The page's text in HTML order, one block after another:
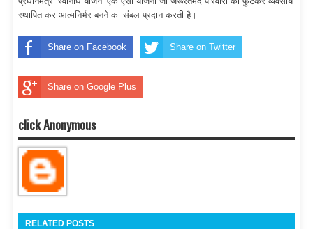
स्थापित कर आत्मनिर्भर बनने का संबल प्रदान करती है।
Share on Facebook Share on Twitter
Share on Google Plus
click Anonymous
RELATED POSTS